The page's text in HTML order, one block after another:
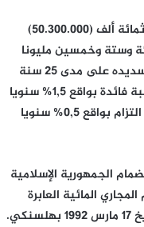
ويبلغ القرض الحالي خمسين مليون وثلاثمائة ألف (50.300.000)
وستة وخمسين مليونا
(2.356.000.000) أوقية جديدة. وسيتم تسديده على مدى 25 سنة
من ضمنها 5 سنوات كفترة سماح، مع نسبة فائدة بواقع 1,5% سنويا
من الرصيد المسحوب من القرض وبرسوم التزام بواقع 0,5% سنويا
الجمهورية الإسلامية
المائية العابرة